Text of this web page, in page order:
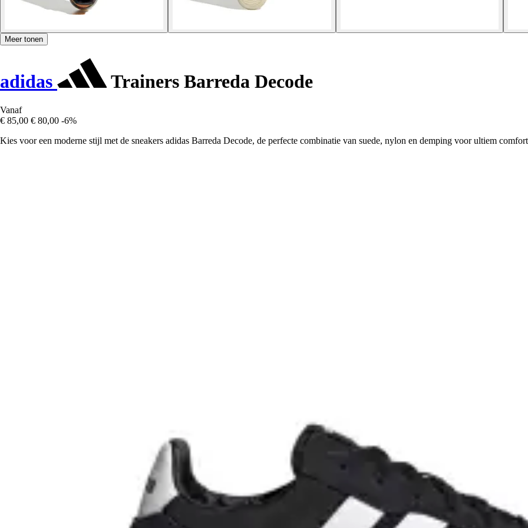
Meer tonen
adidas Trainers Barreda Decode
Vanaf
€ 85,00 € 80,00 -6%
Kies voor een moderne stijl met de sneakers adidas Barreda Decode, de perfecte combinatie van suede, nylon en demping voor ultiem